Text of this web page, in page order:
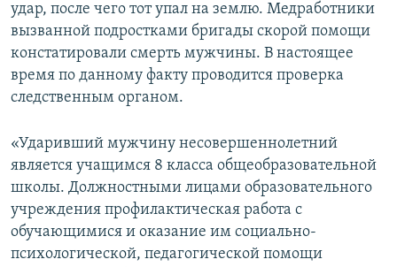
удар, после чего тот упал на землю. Медработники
вызванной подростками бригады скорой помощи
констатировали смерть мужчины. В настоящее
время по данному факту проводится проверка
следственным органом.
«Ударивший мужчину несовершеннолетний
является учащимся 8 класса общеобразовательной
школы. Должностными лицами образовательного
учреждения профилактическая работа с
обучающимися и оказание им социально-
психологической, педагогической помощи